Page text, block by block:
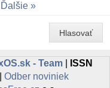
Ďalšie
Hlasovať
- Team|
ISSN
Odber noviniek